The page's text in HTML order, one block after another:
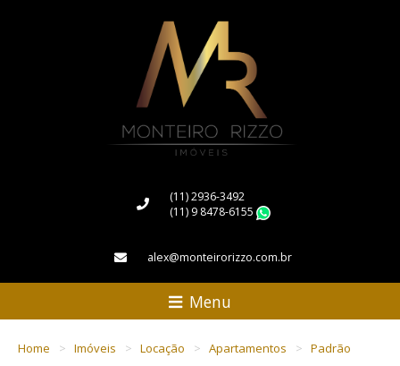
(11) 2936-3492
(11) 9 8478-6155
alex@monteirorizzo.com.br
Menu
Home Imóveis Locação Apartamentos Padrão